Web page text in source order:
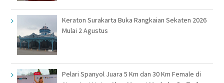
Keraton Surakarta Buka Rangkaian Sekaten 2026
Mulai 2 Agustus
Pelari Spanyol Juara 5 Km dan 30 Km Female di